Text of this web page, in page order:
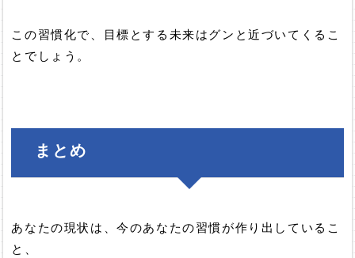
この習慣化で、目標とする未来はグンと近づいてくるこ
とでしょう。
まとめ
あなたの現状は、今のあなたの習慣が作り出しているこ
と、